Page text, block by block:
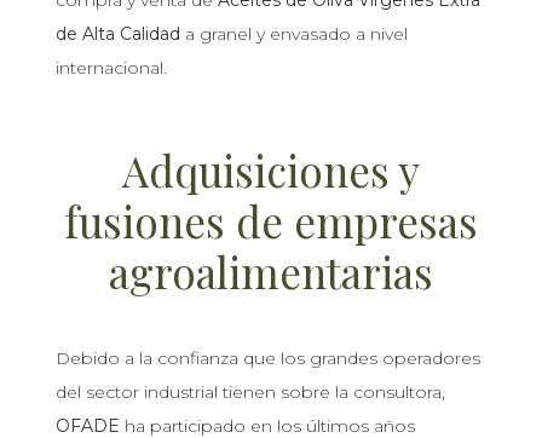
de Alta Calidad a granel y envasado a nivel
internacional.
Adquisiciones y
fusiones de empresas
agroalimentarias
Debido a la confianza que los grandes operadores
del sector industrial tienen sobre la consultora,
OFADE ha participado en los últimos años